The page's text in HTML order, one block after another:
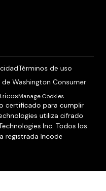
Términos de uso
Washington Consumer
Manage Cookies
certificado para cumplir
utiliza cifrado
Inc. Todos los
registrada Incode